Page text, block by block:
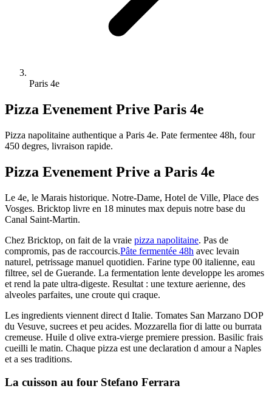
Paris 4e
Pizza Evenement Prive Paris 4e
Pizza napolitaine authentique a Paris 4e. Pate fermentee 48h, four
450 degres, livraison rapide.
Pizza Evenement Prive a Paris 4e
Le 4e, le Marais historique. Notre-Dame, Hotel de Ville, Place des
Vosges. Bricktop livre en 18 minutes max depuis notre base du
Canal Saint-Martin.
Chez Bricktop, on fait de la vraie pizza napolitaine. Pas de
compromis, pas de raccourcis.Pâte fermentée 48h avec levain
naturel, petrissage manuel quotidien. Farine type 00 italienne, eau
filtree, sel de Guerande. La fermentation lente developpe les aromes
et rend la pate ultra-digeste. Resultat : une texture aerienne, des
alveoles parfaites, une croute qui craque.
Les ingredients viennent direct d Italie. Tomates San Marzano DOP
du Vesuve, sucrees et peu acides. Mozzarella fior di latte ou burrata
cremeuse. Huile d olive extra-vierge premiere pression. Basilic frais
cueilli le matin. Chaque pizza est une declaration d amour a Naples
et a ses traditions.
La cuisson au four Stefano Ferrara